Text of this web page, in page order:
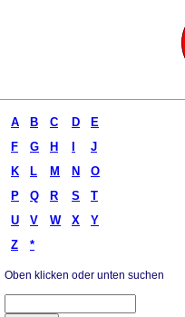
A B C D
E
F
G H
J
K
L M N
O
P
Q R S
T
U
V W X
Y
Z
*
Oben klicken oder unten suchen